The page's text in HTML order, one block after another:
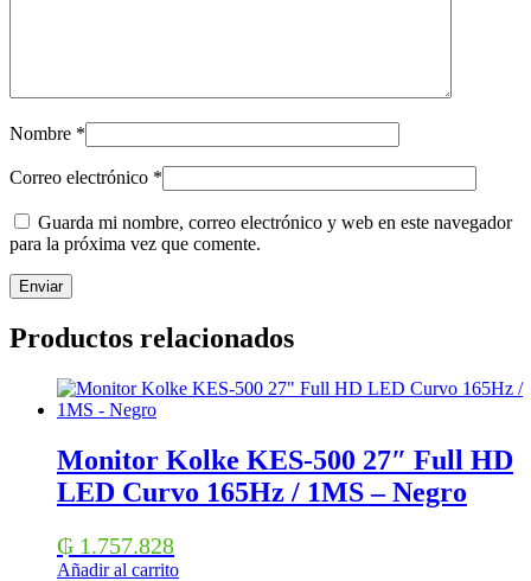
Nombre *
Correo electrónico *
Guarda mi nombre, correo electrónico y web en este navegador
para la próxima vez que comente.
Productos relacionados
Monitor Kolke KES-500 27″ Full HD
LED Curvo 165Hz / 1MS – Negro
₲ 1.757.828
Añadir al carrito